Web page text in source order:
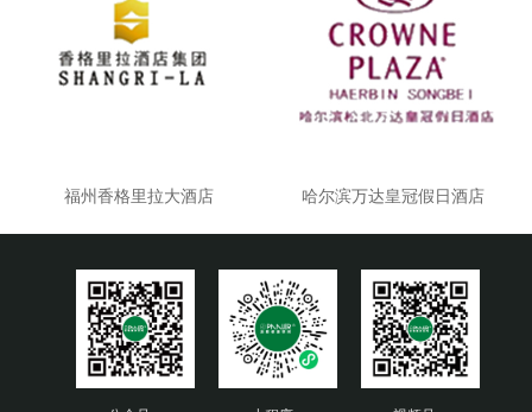
福州香格里拉大酒店 哈尔滨万达皇冠假日酒店